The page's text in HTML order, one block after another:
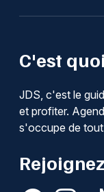
C'est
JDS, c'est le
et profiter.
s'occupe de